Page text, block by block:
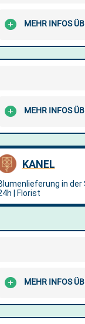
MEHR INFOS
MEHR INFOS
MEHR INFOS